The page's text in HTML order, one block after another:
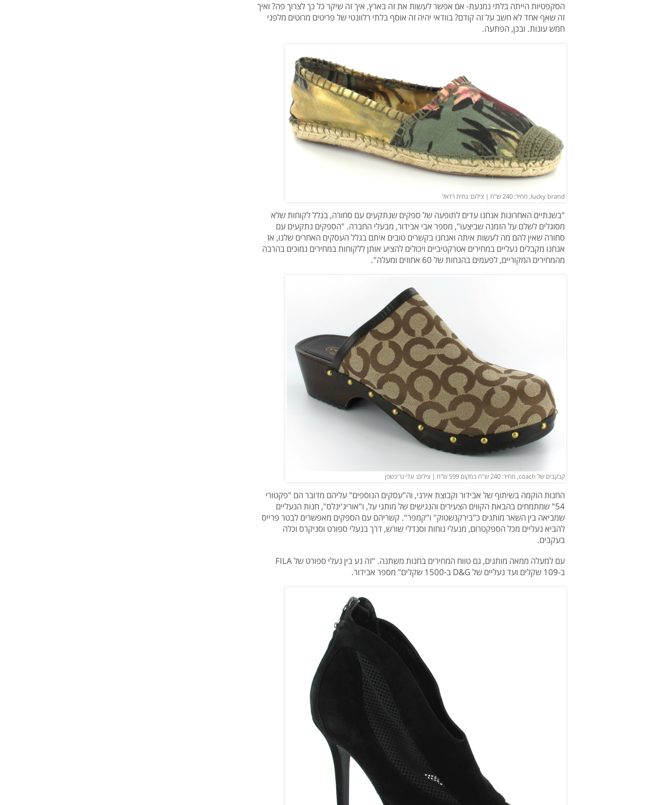
הסקפטיות הייתה בלתי נמנעת- אם אפשר לעשות את זה בארץ, איך זה שיקר כל כך לצרוך פה? ואיך
זה שאף אחד לא חשב על זה קודם? בוודאי יהיה זה אוסף בלתי רלוונטי של פריטים מרוטים מלפני
חמש עונות. ובכן, הפתעה.
lucky brand, מחיר: 240 ש"ח | צילום: גתית רדאל
"בשנתיים האחרונות אנחנו עדים לתופעה של ספקים שנתקעים עם סחורה, בגלל לקוחות שלא
מסוגלים לשלם על הזמנה שביצעו", מספר אבי אבידור, מבעלי החברה. "הספקים נתקעים עם
סחורה שאין להם מה לעשות איתה ואנחנו בקשרים טובים איתם בגלל העסקים האחרים שלנו, אז
אנחנו מקבלים נעליים במחירים אטרקטיביים ויכולים להציע אותן ללקוחות במחירים נמוכים בהרבה
מהמחירים המקוריים, לפעמים בהנחות של 60 אחוזים ומעלה".
קבקבים של coach, מחיר: 240 ש"ח במקום 599 ש"ח | צילום: עדי גרינשפן
החנות הוקמה בשיתוף של אבידור וקבוצת אירני, וה"עסקים הנוספים" עליהם מדובר הם "פקטורי
54" שמתמחים בהבאת הקווים הצעירים והנגישים של מותגי על, ו"אוריג'ינלס", חנות הנעליים
שמביאה בין השאר מותגים כ"בירקנשטוק" ו"קמפר". קשריהם עם הספקים מאפשרים לבטר פרייס
להביא נעליים מכל הספקטרום, מנעלי נוחות וסנדלי שורש, דרך בנעלי ספורט וסניקרס וכלה
בעקבים.
עם למעלה ממאה מותגים, גם טווח המחירים בחנות משתנה. "זה נע בין נעלי ספורט של FILA
ב-109 שקלים ועד נעליים של D&G ב-1500 שקלים" מספר אבידור.